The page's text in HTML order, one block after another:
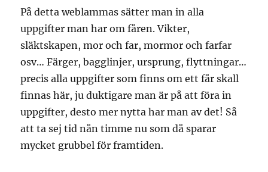
På detta weblammas sätter man in alla
uppgifter man har om fåren. Vikter,
släktskapen, mor och far, mormor och farfar
osv… Färger, bagglinjer, ursprung, flyttningar…
precis alla uppgifter som finns om ett får skall
finnas här, ju duktigare man är på att föra in
uppgifter, desto mer nytta har man av det! Så
att ta sej tid nån timme nu som då sparar
mycket grubbel för framtiden.